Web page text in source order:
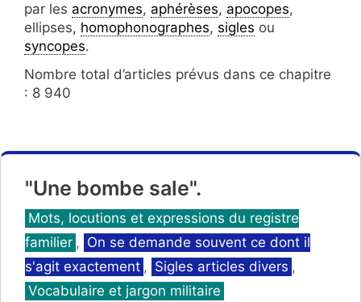
par les acronymes, aphérèses, apocopes,
ellipses, homophonographes, sigles ou
syncopes.
Nombre total d’articles prévus dans ce chapitre
: 8 940
"Une bombe sale".
Catégories
Mots, locutions et expressions du registre
familier , On se demande souvent ce dont il
s'agit exactement , Sigles articles divers ,
Vocabulaire et jargon militaire